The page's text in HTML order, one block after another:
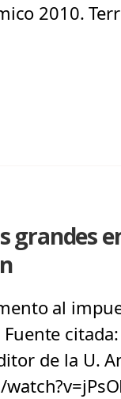
2010.
grandes
al
de la U.